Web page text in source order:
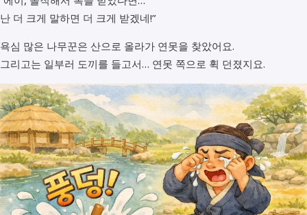
난 더 크게 말하면 더 크게 받겠네!”
욕심 많은 나무꾼은 산으로 올라가 연못을 찾았어요.
그리고는 일부러 도끼를 들고서… 연못 쪽으로 휙 던졌지요.